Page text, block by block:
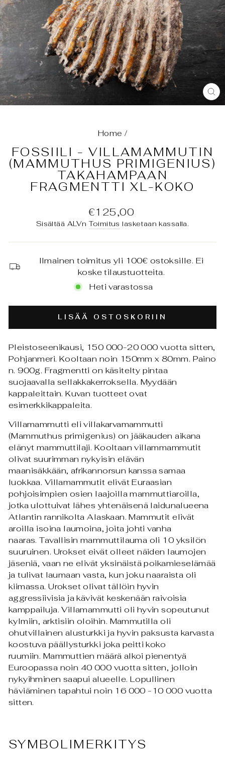
Home /
FOSSIILI - VILLAMAMMUTIN
(MAMMUTHUS PRIMIGENIUS)
TAKAHAMPAAN
FRAGMENTTI XL-KOKO
Normaali
hinta
€125,00
Sisältää ALVnToimitus lasketaan kassalla.
Ilmainen toimitus yli 100€ ostoksille. Ei
koske tilaustuotteita.
Heti varastossa
LISÄÄ OSTOSKORIIN
Pleistoseenikausi, 150 000-20 000 vuotta sitten,
Pohjanmeri. Kooltaan noin 150mm x 80mm. Paino
n. 900g. Fragmentti on käsitelty pintaa
suojaavalla sellakkakerroksella. Myydään
kappaleittain. Kuvan tuotteet ovat
esimerkkikappaleita.
Villamammutti eli villakarvamammutti
(Mammuthus primigenius) on jääkauden aikana
elänyt mammuttilaji. Kooltaan villammammutit
olivat suurimman nykyisin elävän
maanisäkkään, afrikannorsun kanssa samaa
luokkaa. Villamammutit elivät Euraasian
pohjoisimpien osien laajoilla mammuttiaroilla,
jotka ulottuivat lähes yhtenäisenä laidunalueena
Atlantin rannikolta Alaskaan. Mammutit elivät
aroilla isoina laumoina, joita johti vanha
naaras. Tavallisin mammuttilauma oli 10 yksilön
suuruinen. Urokset eivät olleet näiden laumojen
jäseniä, vaan ne elivät yksinäistä poikamieselämää
ja tulivat laumaan vasta, kun joku naaraista oli
kiimassa. Urokset olivat tällöin hyvin
aggressiivisia ja kävivät keskenään raivoisia
kamppailuja.Villamammutti oli hyvin sopeutunut
kylmiin, arktisiin oloihin. Mammutilla oli
ohutvillainen alusturkki ja hyvin paksusta karvasta
koostuva päällysturkki joka peitti koko
ruumiin. Mammuttien määrä alkoi pienentyä
Euroopassa noin 40 000 vuotta sitten, jolloin
nykyihminen saapui alueelle. Lopullinen
häviäminen tapahtui noin 16 000 -10 000 vuotta
sitten.
SYMBOLIMERKITYS